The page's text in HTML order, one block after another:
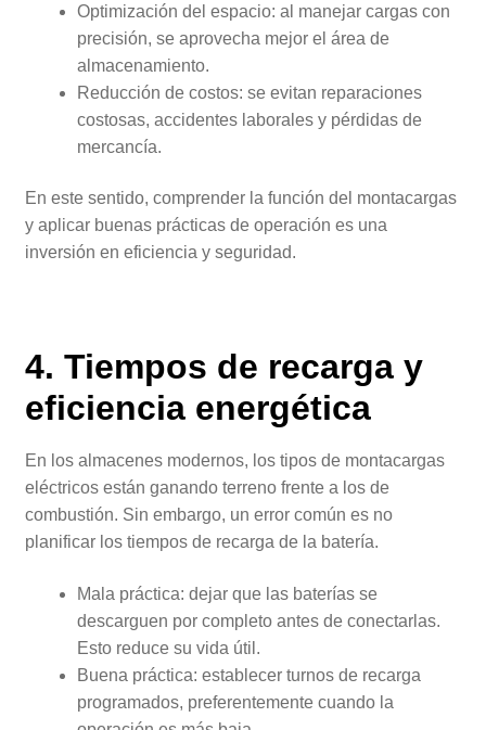
Optimización del espacio: al manejar cargas con
precisión, se aprovecha mejor el área de
almacenamiento.
Reducción de costos: se evitan reparaciones
costosas, accidentes laborales y pérdidas de
mercancía.
En este sentido, comprender la función del montacargas
y aplicar buenas prácticas de operación es una
inversión en eficiencia y seguridad.
4. Tiempos de recarga y
eficiencia energética
En los almacenes modernos, los tipos de montacargas
eléctricos están ganando terreno frente a los de
combustión. Sin embargo, un error común es no
planificar los tiempos de recarga de la batería.
Mala práctica: dejar que las baterías se
descarguen por completo antes de conectarlas.
Esto reduce su vida útil.
Buena práctica: establecer turnos de recarga
programados, preferentemente cuando la